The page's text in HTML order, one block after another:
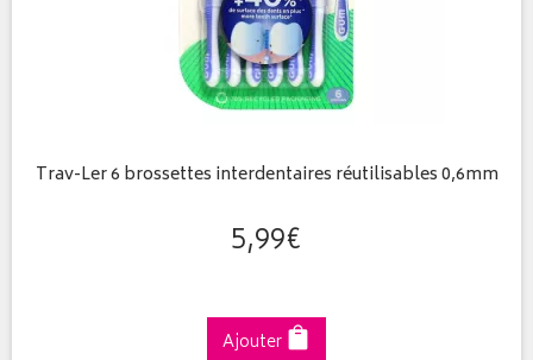
Trav-Ler 6 brossettes interdentaires réutilisables 0,6mm
5,99€
Ajouter